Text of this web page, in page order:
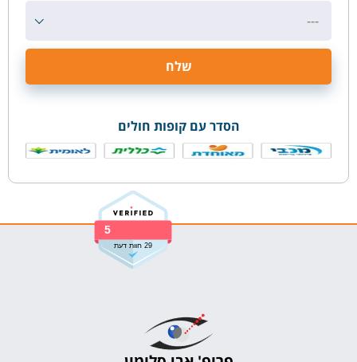
---
הסדר עם קופות חולים
5
29 חוות דעת